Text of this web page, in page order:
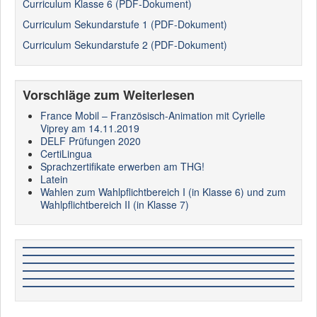
Verhandlungen sehr hilfreich ist.
Curriculum Klasse 6 (PDF-Dokument)
Curriculum Sekundarstufe 1 (PDF-Dokument)
Curriculum Sekundarstufe 2 (PDF-Dokument)
Vorschläge zum Weiterlesen
France Mobil – Französisch-Animation mit Cyrielle
Viprey am 14.11.2019
DELF Prüfungen 2020
CertiLingua
Sprachzertifikate erwerben am THG!
Latein
Wahlen zum Wahlpflichtbereich I (in Klasse 6) und zum
Wahlpflichtbereich II (in Klasse 7)